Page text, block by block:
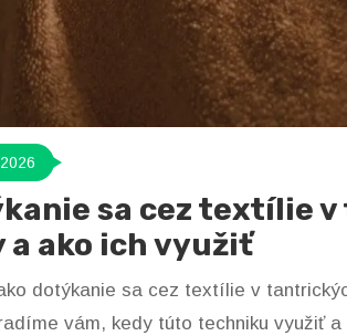
sa cez textílie
a ako ich využiť
dotýkanie sa cez textílie v
vám, kedy túto techniku využiť